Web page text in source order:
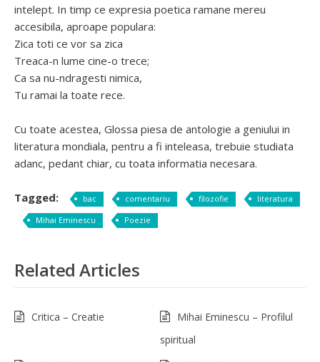
intelept. In timp ce expresia poetica ramane mereu
accesibila, aproape populara:
Zica toti ce vor sa zica
Treaca-n lume cine-o trece;
Ca sa nu-ndragesti nimica,
Tu ramai la toate rece.
Cu toate acestea, Glossa piesa de antologie a geniului in
literatura mondiala, pentru a fi inteleasa, trebuie studiata
adanc, pedant chiar, cu toata informatia necesara.
Tagged: bac comentariu filozofie
literatura
Mihai Eminescu
Poezie
Related Articles
Critica – Creatie
Mihai Eminescu – Profilul
spiritual